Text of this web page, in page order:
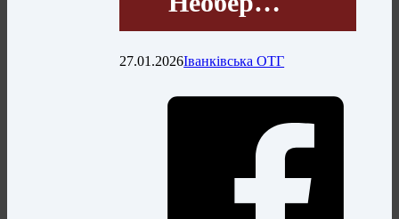
27.01.2026Іванківська ОТГ